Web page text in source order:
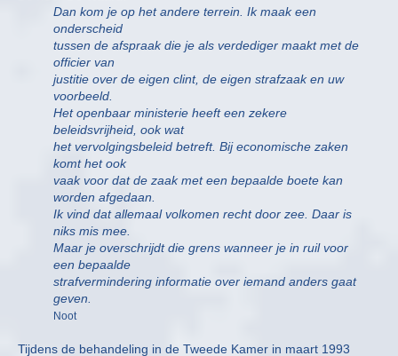
Dan kom je op het andere terrein. Ik maak een
onderscheid
tussen de afspraak die je als verdediger maakt met de
officier van
justitie over de eigen clint, de eigen strafzaak en uw
voorbeeld.
Het openbaar ministerie heeft een zekere
beleidsvrijheid, ook wat
het vervolgingsbeleid betreft. Bij economische zaken
komt het ook
vaak voor dat de zaak met een bepaalde boete kan
worden afgedaan.
Ik vind dat allemaal volkomen recht door zee. Daar is
niks mis mee.
Maar je overschrijdt die grens wanneer je in ruil voor
een bepaalde
strafvermindering informatie over iemand anders gaat
geven.
Noot
Tijdens de behandeling in de Tweede Kamer in maart 1993